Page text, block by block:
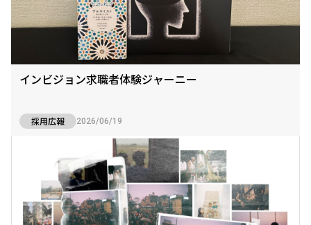
インビジョン求職者体験ジャーニー
採用広報 2026/06/19